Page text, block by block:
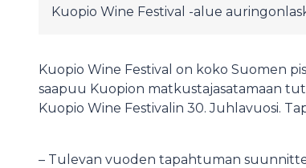
Kuopio Wine Festival -alue
Kuopio Wine Festival on koko Suomen
saapuu Kuopion matkustajasatamaan
Kuopio Wine Festivalin 30. Juhlavuosi.
– Tulevan vuoden tapahtuman